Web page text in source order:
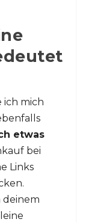
ich mich
etwas
bei
Links
deinem